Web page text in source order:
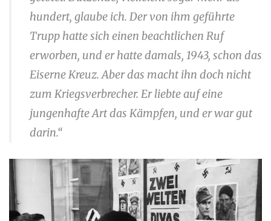
hundert, glaube ich. Der von ihm geführte
Trupp hatte sich einen beachtlichen Ruf
erworben, und er hatte damals, 1943, schon das
Eiserne Kreuz. Aber das macht ihn doch nicht
zum Kriegsverbrecher. Er liebte auf eine
jungenhafte Art das Kämpfen, und er war gut
darin.“